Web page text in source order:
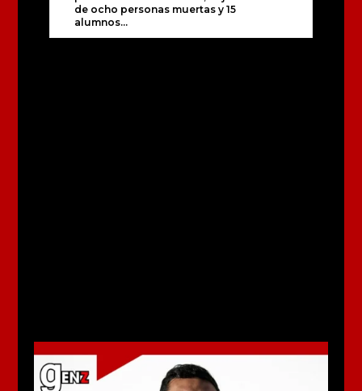
de ocho personas muertas y 15
alumnos...